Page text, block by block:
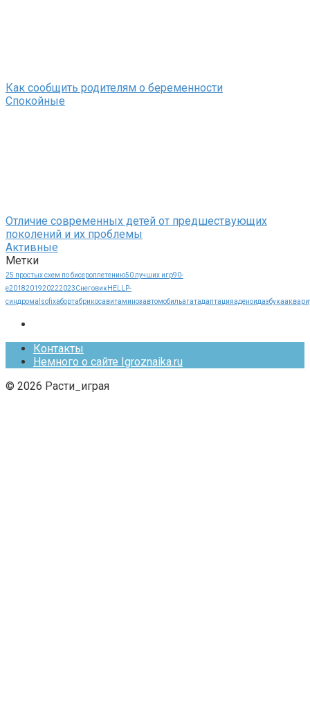
Как сообщить родителям о беременности
Спокойные
Отличие современных детей от предшествующих
поколений и их проблемы
Активные
Метки
25 простых схем по бисероплетению50 лучших игр90-
е2018201920222023CнеговикHELLP-
синдрома Isofixабортабрикосавитаминозавтомобильагатадаптацияаденоидазбука
Контакты
Немного о сайте Igroznaika.ru
© 2026 Расти_играя